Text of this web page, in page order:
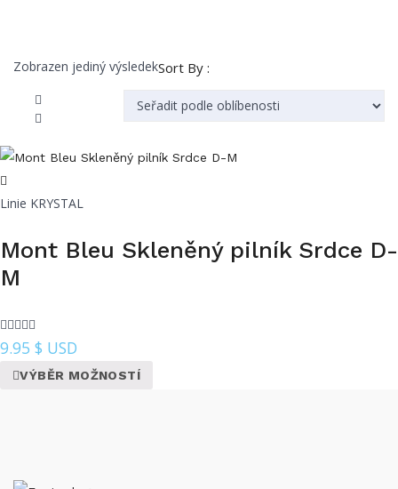
Zobrazen jediný výsledekSort By :
Linie KRYSTAL
Mont Bleu Skleněný pilník Srdce D-
M
9.95 $ USD
VÝBĚR MOŽNOSTÍ